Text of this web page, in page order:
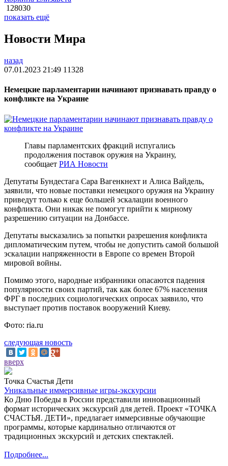
128030
показать ещё
Новости Мира
назад
07.01.2023 21:49 11328
Немецкие парламентарии начинают признавать правду о
конфликте на Украине
Главы парламентских фракций испугались
продолжения поставок оружия на Украину,
сообщает РИА Новости
Депутаты Бундестага Сара Вагенкнехт и Алиса Вайдель,
заявили, что новые поставки немецкого оружия на Украину
приведут только к еще большей эскалации военного
конфликта. Они никак не помогут прийти к мирному
разрешению ситуации на Донбассе.
Депутаты высказались за попытки разрешения конфликта
дипломатическим путем, чтобы не допустить самой большой
эскалации напряженности в Европе со времен Второй
мировой войны.
Помимо этого, народные избранники опасаются падения
популярности своих партий, так как более 67% населения
ФРГ в последних социологических опросах заявило, что
выступает против поставок вооружений Киеву.
Фото: ria.ru
следующая новость
вверх
Точка Счастья Дети
Уникальные иммерсивные игры-экскурсии
Ко Дню Победы в России представили инновационный
формат исторических экскурсий для детей. Проект «ТОЧКА
СЧАСТЬЯ. ДЕТИ», предлагает иммерсивные обучающие
программы, которые кардинально отличаются от
традиционных экскурсий и детских спектаклей.
Подробнее...